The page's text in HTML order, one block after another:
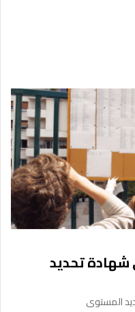
تحديد
المستوى